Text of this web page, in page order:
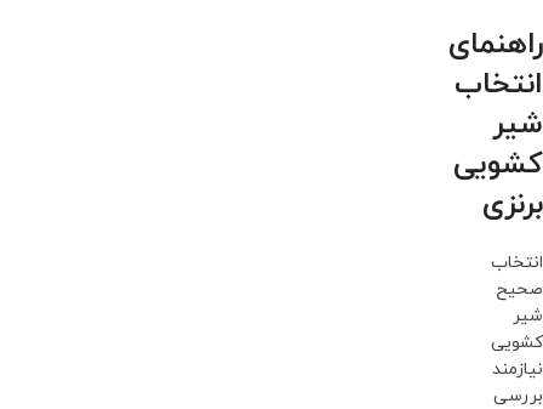
راهنمای
انتخاب
شیر
کشویی
برنزی
انتخاب
صحیح
شیر
کشویی
نیازمند
بررسی